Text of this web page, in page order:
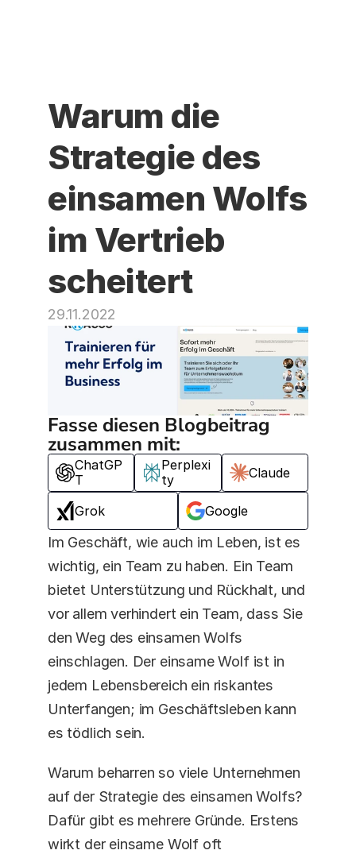
Warum die
Strategie des
einsamen Wolfs
im Vertrieb
scheitert
29.11.2022
Fasse diesen Blogbeitrag
zusammen mit:
ChatGP
T
Perplexi
ty
Claude
Grok Google
Im Geschäft, wie auch im Leben, ist es
wichtig, ein Team zu haben. Ein Team
bietet Unterstützung und Rückhalt, und
vor allem verhindert ein Team, dass Sie
den Weg des einsamen Wolfs
einschlagen. Der einsame Wolf ist in
jedem Lebensbereich ein riskantes
Unterfangen; im Geschäftsleben kann
es tödlich sein.
Warum beharren so viele Unternehmen
auf der Strategie des einsamen Wolfs?
Dafür gibt es mehrere Gründe. Erstens
wirkt der einsame Wolf oft